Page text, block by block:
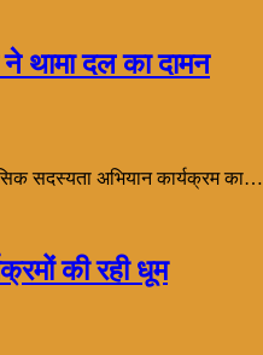
थामा दल का दामन
सदस्यता अभियान कार्यक्रम का…
की रही धूम